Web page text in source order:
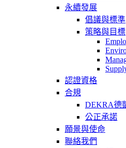
永續發展
倡議與標準
策略與目標
認證資格
合規
DEKRA德
公正承諾
願景與使命
聯絡我們